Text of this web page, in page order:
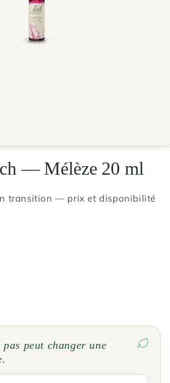
— Mélèze 20 ml
transition — prix et disponibilité
peut changer une